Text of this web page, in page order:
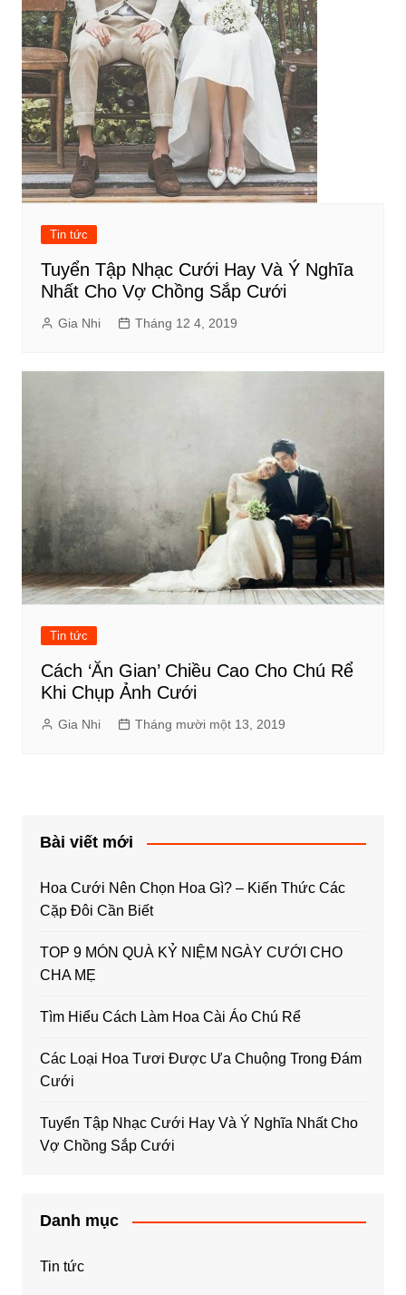
Tin tức
Tuyển Tập Nhạc Cưới Hay Và Ý Nghĩa
Nhất Cho Vợ Chồng Sắp Cưới
Gia Nhi Tháng 12 4, 2019
Tin tức
Cách ‘Ăn Gian’ Chiều Cao Cho Chú Rể
Khi Chụp Ảnh Cưới
Gia Nhi Tháng mười một 13, 2019
Bài viết mới
Hoa Cưới Nên Chọn Hoa Gì? – Kiến Thức Các
Cặp Đôi Cần Biết
TOP 9 MÓN QUÀ KỶ NIỆM NGÀY CƯỚI CHO
CHA MẸ
Tìm Hiểu Cách Làm Hoa Cài Áo Chú Rể
Các Loại Hoa Tươi Được Ưa Chuộng Trong Đám
Cưới
Tuyển Tập Nhạc Cưới Hay Và Ý Nghĩa Nhất Cho
Vợ Chồng Sắp Cưới
Danh mục
Tin tức